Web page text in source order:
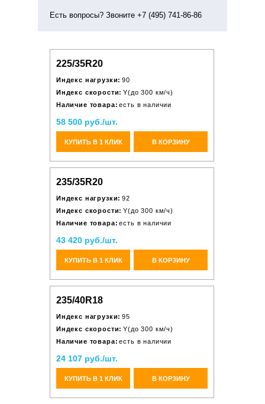
Есть вопросы? Звоните +7 (495) 741-86-86
225/35R20
Индекс нагрузки: 90
Индекс скорости: Y(до 300 км/ч)
Наличие товара: есть в наличии
58 500 руб./шт.
КУПИТЬ В 1 КЛИК В КОРЗИНУ
235/35R20
Индекс нагрузки: 92
Индекс скорости: Y(до 300 км/ч)
Наличие товара: есть в наличии
43 420 руб./шт.
КУПИТЬ В 1 КЛИК В КОРЗИНУ
235/40R18
Индекс нагрузки: 95
Индекс скорости: Y(до 300 км/ч)
Наличие товара: есть в наличии
24 107 руб./шт.
КУПИТЬ В 1 КЛИК В КОРЗИНУ